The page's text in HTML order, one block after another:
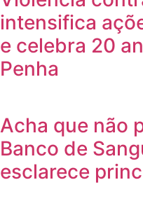
intensifica
e celebra 20
Penha
Acha que não
Banco de
esclarece